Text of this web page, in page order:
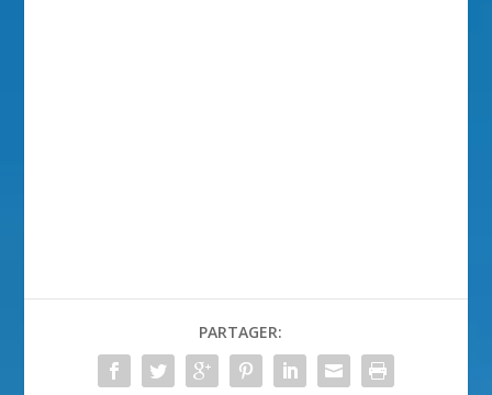
PARTAGER: